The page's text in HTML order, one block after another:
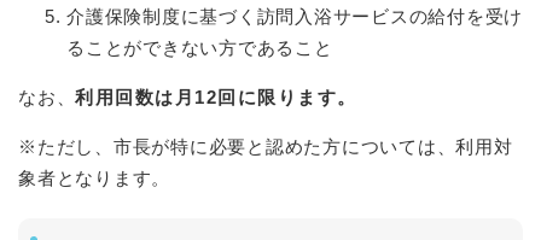
介護保険制度に基づく訪問入浴サービスの給付を受け
ることができない方であること
なお、利用回数は月12回に限ります。
※ただし、市長が特に必要と認めた方については、利用対
象者となります。